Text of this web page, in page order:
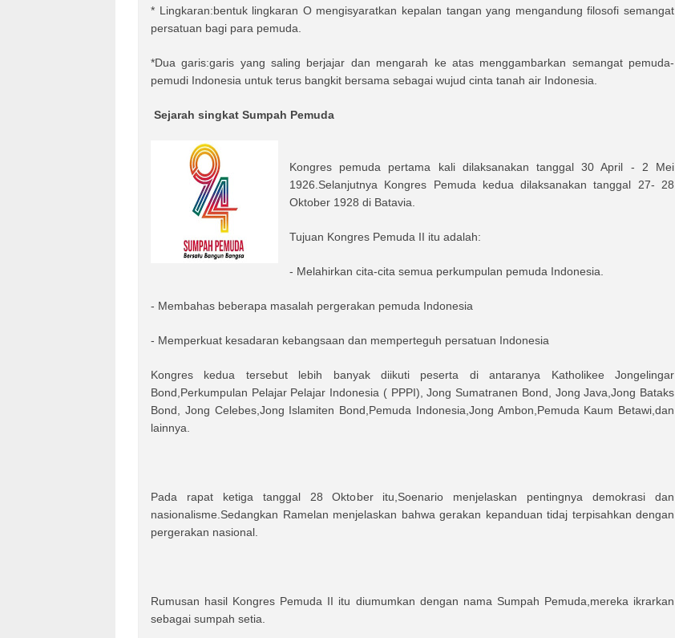
* Lingkaran:bentuk lingkaran O mengisyaratkan kepalan tangan yang mengandung filosofi semangat
persatuan bagi para pemuda.
*Dua garis:garis yang saling berjajar dan mengarah ke atas menggambarkan semangat pemuda-
pemudi Indonesia untuk terus bangkit bersama sebagai wujud cinta tanah air Indonesia.
Sejarah singkat Sumpah Pemuda
Kongres pemuda pertama kali dilaksanakan tanggal 30 April - 2 Mei
1926.Selanjutnya Kongres Pemuda kedua dilaksanakan tanggal 27- 28
Oktober 1928 di Batavia.
Tujuan Kongres Pemuda II itu adalah:
- Melahirkan cita-cita semua perkumpulan pemuda Indonesia.
- Membahas beberapa masalah pergerakan pemuda Indonesia
- Memperkuat kesadaran kebangsaan dan memperteguh persatuan Indonesia
Kongres kedua tersebut lebih banyak diikuti peserta di antaranya Katholikee Jongelingar
Bond,Perkumpulan Pelajar Pelajar Indonesia ( PPPI), Jong Sumatranen Bond, Jong Java,Jong Bataks
Bond, Jong Celebes,Jong Islamiten Bond,Pemuda Indonesia,Jong Ambon,Pemuda Kaum Betawi,dan
lainnya.
Pada rapat ketiga tanggal 28 Oktober itu,Soenario menjelaskan pentingnya demokrasi dan
nasionalisme.Sedangkan Ramelan menjelaskan bahwa gerakan kepanduan tidaj terpisahkan dengan
pergerakan nasional.
Rumusan hasil Kongres Pemuda II itu diumumkan dengan nama Sumpah Pemuda,mereka ikrarkan
sebagai sumpah setia.